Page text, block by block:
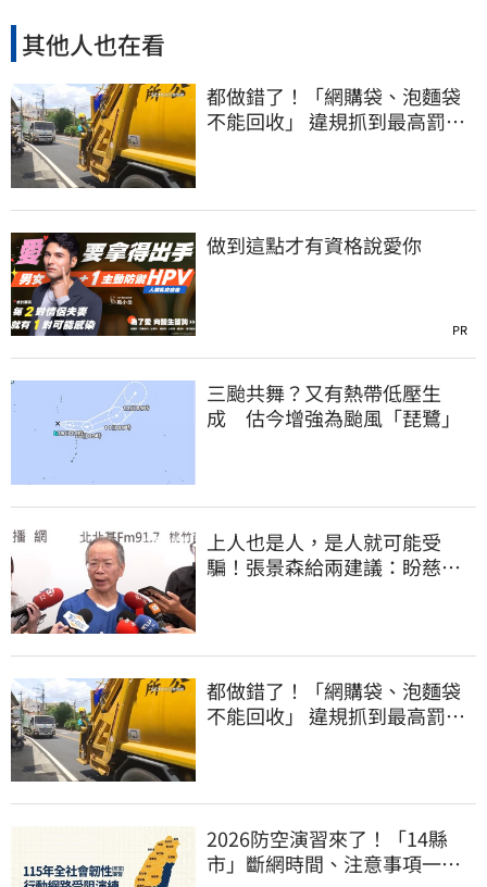
其他人也在看
都做錯了！「網購袋、泡麵袋
不能回收」 違規抓到最高罰
做到這點才有資格說愛你
PR
三颱共舞？又有熱帶低壓生
成 估今增強為颱風「琵鷺」
上人也是人，是人就可能受
騙！張景森給兩建議：盼慈濟
都做錯了！「網購袋、泡麵袋
不能回收」 違規抓到最高罰
2026防空演習來了！「14縣
市」斷網時間、注意事項一次